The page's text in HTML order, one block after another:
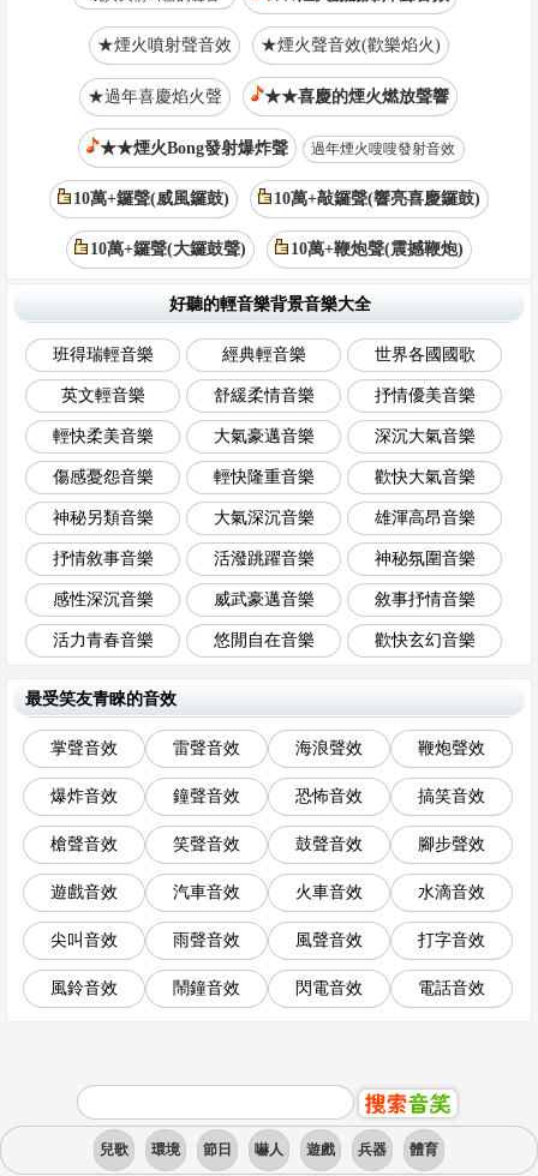
★煙火噴射聲音效 ★煙火聲音效(歡樂焰火)
★過年喜慶焰火聲 ★★喜慶的煙火燃放聲響
★★煙火Bong發射爆炸聲 過年煙火嗖嗖發射音效
10萬+鑼聲(威風鑼鼓) 10萬+敲鑼聲(響亮喜慶鑼鼓)
10萬+鑼聲(大鑼鼓聲) 10萬+鞭炮聲(震撼鞭炮)
好聽的輕音樂背景音樂大全
班得瑞輕音樂 經典輕音樂 世界各國國歌
英文輕音樂 舒緩柔情音樂 抒情優美音樂
輕快柔美音樂 大氣豪邁音樂 深沉大氣音樂
傷感憂怨音樂 輕快隆重音樂 歡快大氣音樂
神秘另類音樂 大氣深沉音樂 雄渾高昂音樂
抒情敘事音樂 活潑跳躍音樂 神秘氛圍音樂
感性深沉音樂 威武豪邁音樂 敘事抒情音樂
活力青春音樂 悠閒自在音樂 歡快玄幻音樂
最受笑友青睞的音效
掌聲音效 雷聲音效 海浪聲效 鞭炮聲效
爆炸音效 鐘聲音效 恐怖音效 搞笑音效
槍聲音效 笑聲音效 鼓聲音效 腳步聲效
遊戲音效 汽車音效 火車音效 水滴音效
尖叫音效 雨聲音效 風聲音效 打字音效
風鈴音效 鬧鐘音效 閃電音效 電話音效
兒歌 環境 節日 嚇人 遊戲 兵器 體育